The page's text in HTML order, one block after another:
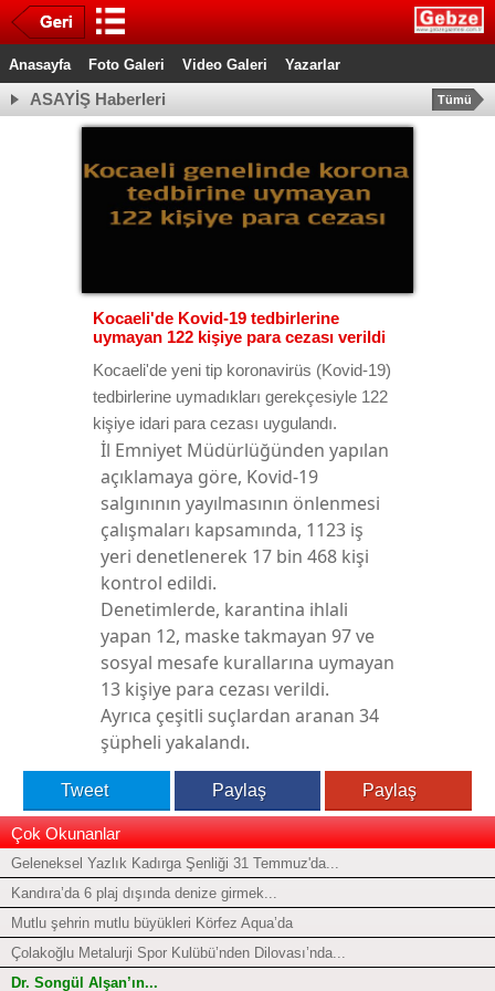
Anasayfa Foto Galeri Video Galeri Yazarlar
ASAYİŞ Haberleri Tümü
Kocaeli'de Kovid-19 tedbirlerine
uymayan 122 kişiye para cezası verildi
Kocaeli'de yeni tip koronavirüs (Kovid-19)
tedbirlerine uymadıkları gerekçesiyle 122
kişiye idari para cezası uygulandı.
İl Emniyet Müdürlüğünden yapılan
açıklamaya göre, Kovid-19
salgınının yayılmasının önlenmesi
çalışmaları kapsamında, 1123 iş
yeri denetlenerek 17 bin 468 kişi
kontrol edildi.
Denetimlerde, karantina ihlali
yapan 12, maske takmayan 97 ve
sosyal mesafe kurallarına uymayan
13 kişiye para cezası verildi.
Ayrıca çeşitli suçlardan aranan 34
şüpheli yakalandı.
Tweet Paylaş Paylaş
Çok Okunanlar
Geleneksel Yazlık Kadırga Şenliği 31 Temmuz'da...
Kandıra’da 6 plaj dışında denize girmek...
Mutlu şehrin mutlu büyükleri Körfez Aqua’da
Çolakoğlu Metalurji Spor Kulübü’nden Dilovası’nda...
Dr. Songül Alşan’ın...